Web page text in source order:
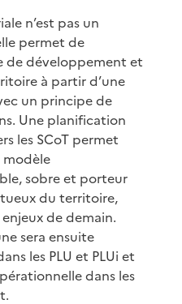
n’est pas un
permet de
de développement et
à partir d’une
un principe de
Une planification
les SCoT permet
modèle
sobre et porteur
du territoire,
de demain.
sera ensuite
les PLU et PLUi et
dans les